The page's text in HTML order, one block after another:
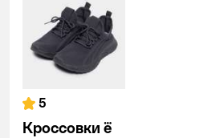
5
Кроссовки ё